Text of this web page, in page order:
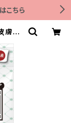
こちら
膚の